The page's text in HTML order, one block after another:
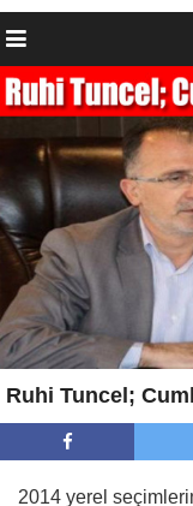
Ruhi Tuncel;
2014 yerel